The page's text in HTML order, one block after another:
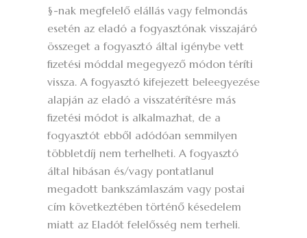
§-nak megfelelő elállás vagy felmondás
esetén az eladó a fogyasztónak visszajáró
összeget a fogyasztó által igénybe vett
fizetési móddal megegyező módon téríti
vissza. A fogyasztó kifejezett beleegyezése
alapján az eladó a visszatérítésre más
fizetési módot is alkalmazhat, de a
fogyasztót ebből adódóan semmilyen
többletdíj nem terhelheti. A fogyasztó
által hibásan és/vagy pontatlanul
megadott bankszámlaszám vagy postai
cím következtében történő késedelem
miatt az Eladót felelősség nem terheli.